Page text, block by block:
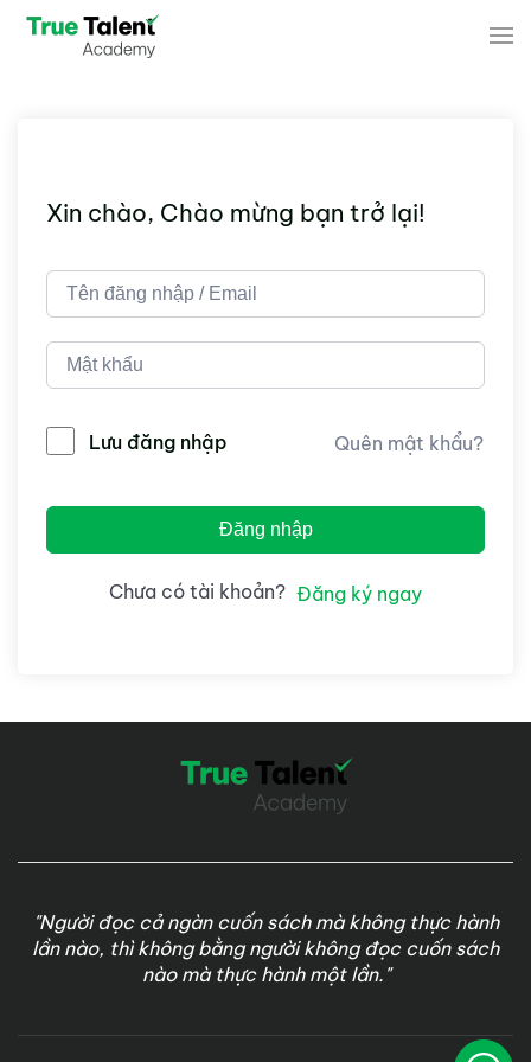
Xin chào, Chào mừng bạn trở lại!
Lưu đăng nhập Quên mật khẩu?
Đăng nhập
Chưa có tài khoản? Đăng ký ngay
"Người đọc cả ngàn cuốn sách mà không thực hành
lần nào, thì không bằng người không đọc cuốn sách
nào mà thực hành một lần."